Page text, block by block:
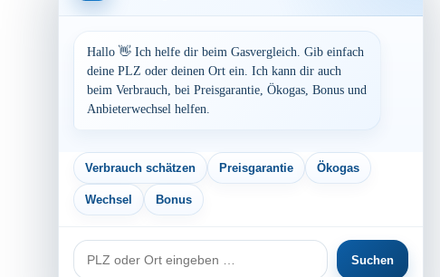
Hallo 👋 Ich helfe dir beim Gasvergleich. Gib einfach
deine PLZ oder deinen Ort ein. Ich kann dir auch
beim Verbrauch, bei Preisgarantie, Ökogas, Bonus und
Anbieterwechsel helfen.
Verbrauch schätzen Preisgarantie Ökogas
Wechsel Bonus
PLZ
oder
Suchen